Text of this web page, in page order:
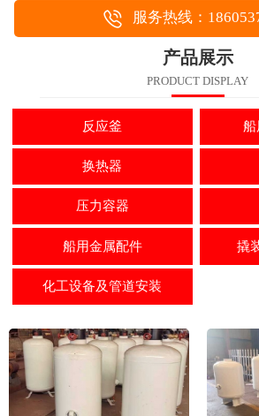
服务热线：
产品展示
PRODUCT DISPLAY
反应釜 船
换热器
压力容器
船用金属配件 撬
化工设备及管道安装